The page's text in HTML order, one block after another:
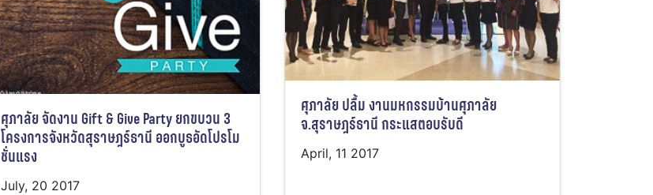
ศุภาลัย จัดงาน Gift & Give Party ยกขบวน 3
โครงการจังหวัดสุราษฎร์ธานี ออกบูธอัดโปรโม
ชั่นแรง
July, 20 2017
ศุภาลัย ปลื้ม งานมหกรรมบ้านศุภาลัย
จ.สุราษฎร์ธานี กระแสตอบรับดี
April, 11 2017